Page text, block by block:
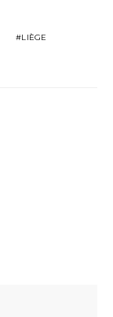
LIÈGE